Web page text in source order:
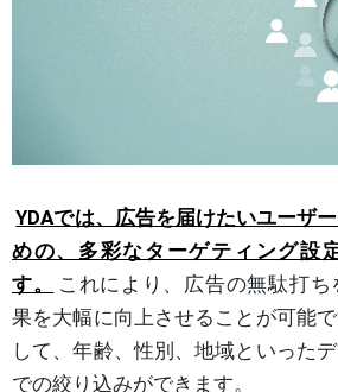
YDAでは、広告を届けたいユーザ
めの、多彩なターゲティング設
す。
これにより、広告の無駄打
果を大幅に向上させることが可能
して、年齢、性別、地域といった
での絞り込みができます。